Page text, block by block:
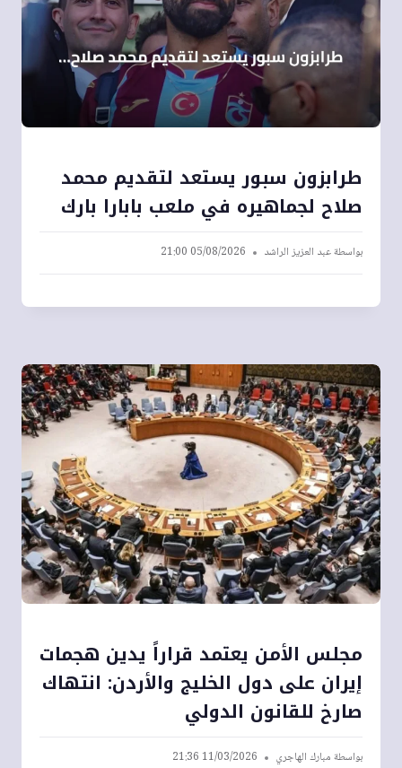
طرابزون سبور يستعد لتقديم محمد
صلاح لجماهيره في ملعب بابارا بارك
بواسطةعبد العزيز الراشد 05/08/2026 21:00
مجلس الأمن يعتمد قراراً يدين هجمات
‎إيران على دول الخليج والأردن: انتهاك
صارخ للقانون الدولي
بواسطةمبارك الهاجري 11/03/2026 21:36